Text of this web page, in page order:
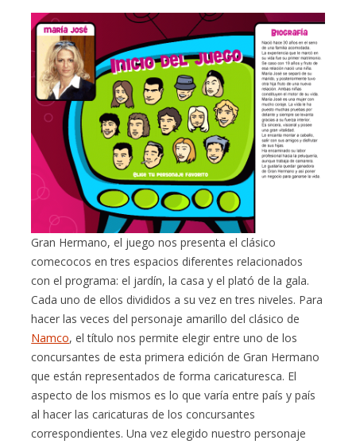
Gran Hermano, el juego nos presenta el clásico
comecocos en tres espacios diferentes relacionados
con el programa: el jardín, la casa y el plató de la gala.
Cada uno de ellos divididos a su vez en tres niveles. Para
hacer las veces del personaje amarillo del clásico de
Namco, el título nos permite elegir entre uno de los
concursantes de esta primera edición de Gran Hermano
que están representados de forma caricaturesca. El
aspecto de los mismos es lo que varía entre país y país
al hacer las caricaturas de los concursantes
correspondientes. Una vez elegido nuestro personaje